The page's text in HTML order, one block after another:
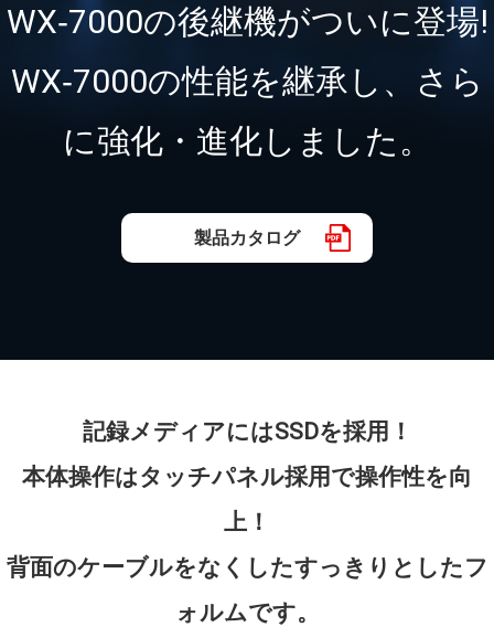
WX‐7000の後継機がついに登場!
WX‐7000の性能を継承し、さら
に強化・進化しました。
製品カタログ
記録メディアにはSSDを採用！
本体操作はタッチパネル採用で操作性を向
上！
背面のケーブルをなくしたすっきりとしたフ
ォルムです。